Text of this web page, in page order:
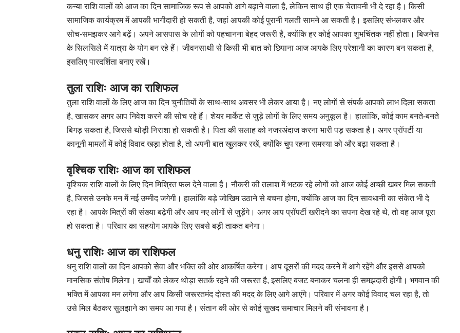
कन्या राशि वालों को आज का दिन सामाजिक रूप से आपको आगे बढ़ाने वाला है, लेकिन साथ ही एक चेतावनी भी दे रहा है। किसी
सामाजिक कार्यक्रम में आपकी भागीदारी हो सकती है, जहां आपकी कोई पुरानी गलती सामने आ सकती है। इसलिए संभलकर और
सोच-समझकर आगे बढ़ें। अपने आसपास के लोगों को पहचानना बेहद जरूरी है, क्योंकि हर कोई आपका शुभचिंतक नहीं होता। बिजनेस
के सिलसिले में यात्रा के योग बन रहे हैं। जीवनसाथी से किसी भी बात को छिपाना आज आपके लिए परेशानी का कारण बन सकता है,
इसलिए पारदर्शिता बनाए रखें।
तुला राशिः आज का राशिफल
तुला राशि वालों के लिए आज का दिन चुनौतियों के साथ-साथ अवसर भी लेकर आया है। नए लोगों से संपर्क आपको लाभ दिला सकता
है, खासकर अगर आप निवेश करने की सोच रहे हैं। शेयर मार्केट से जुड़े लोगों के लिए समय अनुकूल है। हालांकि, कोई काम बनते-बनते
बिगड़ सकता है, जिससे थोड़ी निराशा हो सकती है। पिता की सलाह को नजरअंदाज करना भारी पड़ सकता है। अगर प्रॉपर्टी या
कानूनी मामलों में कोई विवाद खड़ा होता है, तो अपनी बात खुलकर रखें, क्योंकि चुप रहना समस्या को और बढ़ा सकता है।
वृश्चिक राशिः आज का राशिफल
वृश्चिक राशि वालों के लिए दिन मिश्रित फल देने वाला है। नौकरी की तलाश में भटक रहे लोगों को आज कोई अच्छी खबर मिल सकती
है, जिससे उनके मन में नई उम्मीद जगेगी। हालांकि बड़े जोखिम उठाने से बचना होगा, क्योंकि आज का दिन सावधानी का संकेत भी दे
रहा है। आपके मित्रों की संख्या बढ़ेगी और आप नए लोगों से जुड़ेंगे। अगर आप प्रॉपर्टी खरीदने का सपना देख रहे थे, तो वह आज पूरा
हो सकता है। परिवार का सहयोग आपके लिए सबसे बड़ी ताकत बनेगा।
धनु राशिः आज का राशिफल
धनु राशि वालों का दिन आपको सेवा और भक्ति की ओर आकर्षित करेगा। आप दूसरों की मदद करने में आगे रहेंगे और इससे आपको
मानसिक संतोष मिलेगा। खर्चों को लेकर थोड़ा सतर्क रहने की जरूरत है, इसलिए बजट बनाकर चलना ही समझदारी होगी। भगवान की
भक्ति में आपका मन लगेगा और आप किसी जरूरतमंद दोस्त की मदद के लिए आगे आएंगे। परिवार में अगर कोई विवाद चल रहा है, तो
उसे मिल बैठकर सुलझाने का समय आ गया है। संतान की ओर से कोई सुखद समाचार मिलने की संभावना है।